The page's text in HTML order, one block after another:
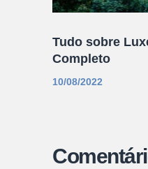
Tudo sobre
Completo
10/08/2022